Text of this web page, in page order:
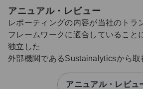
アニュアル・レビュー
レポーティングの内容が当社のトラ
フレームワークに適合していること
独立した
外部機関であるSustainalyticsから取
アニュアル・レビュ